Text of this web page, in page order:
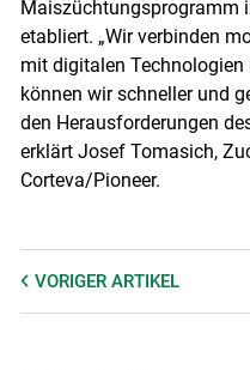
Maiszüchtungsprogramm
etabliert. „Wir verbinden
mit digitalen
können wir schneller und
den Herausforderungen
erklärt Josef Tomasich,
Corteva/Pioneer.
VORIGER ARTIKEL